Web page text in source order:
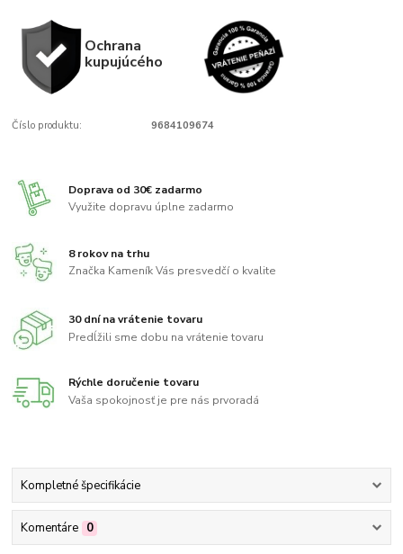
Ochrana
kupujúcého
Číslo produktu: 9684109674
Doprava od 30€ zadarmo
Využite dopravu úplne zadarmo
8 rokov na trhu
Značka Kameník Vás presvedčí o kvalite
30 dní na vrátenie tovaru
Predĺžili sme dobu na vrátenie tovaru
Rýchle doručenie tovaru
Vaša spokojnosť je pre nás prvoradá
Kompletné špecifikácie
Komentáre 0